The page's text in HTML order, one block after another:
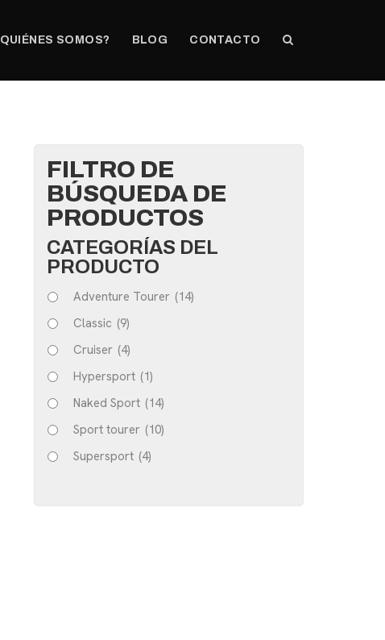
QUIÉNES SOMOS? BLOG CONTACTO
FILTRO DE
BÚSQUEDA DE
PRODUCTOS
CATEGORÍAS DEL
PRODUCTO
Adventure Tourer (14)
Classic (9)
Cruiser (4)
Hypersport (1)
Naked Sport (14)
Sport tourer (10)
Supersport (4)